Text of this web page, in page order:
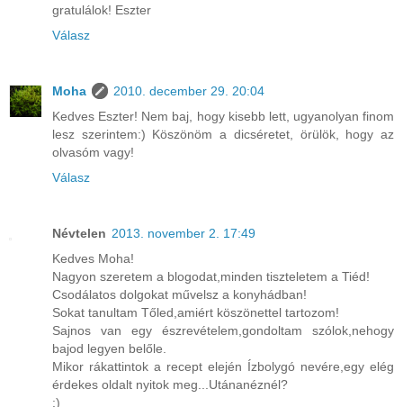
gratulálok! Eszter
Válasz
Moha
2010. december 29. 20:04
Kedves Eszter! Nem baj, hogy kisebb lett, ugyanolyan finom
lesz szerintem:) Köszönöm a dicséretet, örülök, hogy az
olvasóm vagy!
Válasz
Névtelen 2013. november 2. 17:49
Kedves Moha!
Nagyon szeretem a blogodat,minden tiszteletem a Tiéd!
Csodálatos dolgokat művelsz a konyhádban!
Sokat tanultam Tőled,amiért köszönettel tartozom!
Sajnos van egy észrevételem,gondoltam szólok,nehogy
bajod legyen belőle.
Mikor rákattintok a recept elején Ízbolygó nevére,egy elég
érdekes oldalt nyitok meg...Utánanéznél?
:)